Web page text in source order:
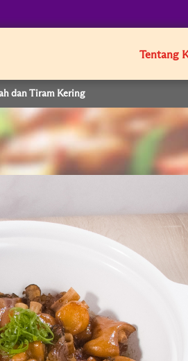
Tentang
dan Tiram Kering